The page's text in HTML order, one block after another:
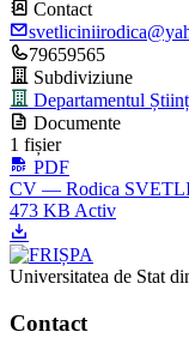
Contact
79659565
Subdiviziune
Departamentul
Documente
1 fișier
PDF
CV — Rodica
473 KB Activ
Universitatea de Stat
Contact